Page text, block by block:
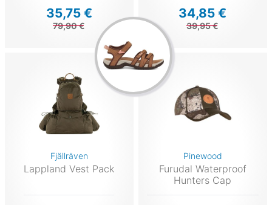
35,75 €
79,90 €
34,85 €
39,95 €
Fjällräven
Lappland Vest Pack
Pinewood
Furudal Waterproof
Hunters Cap